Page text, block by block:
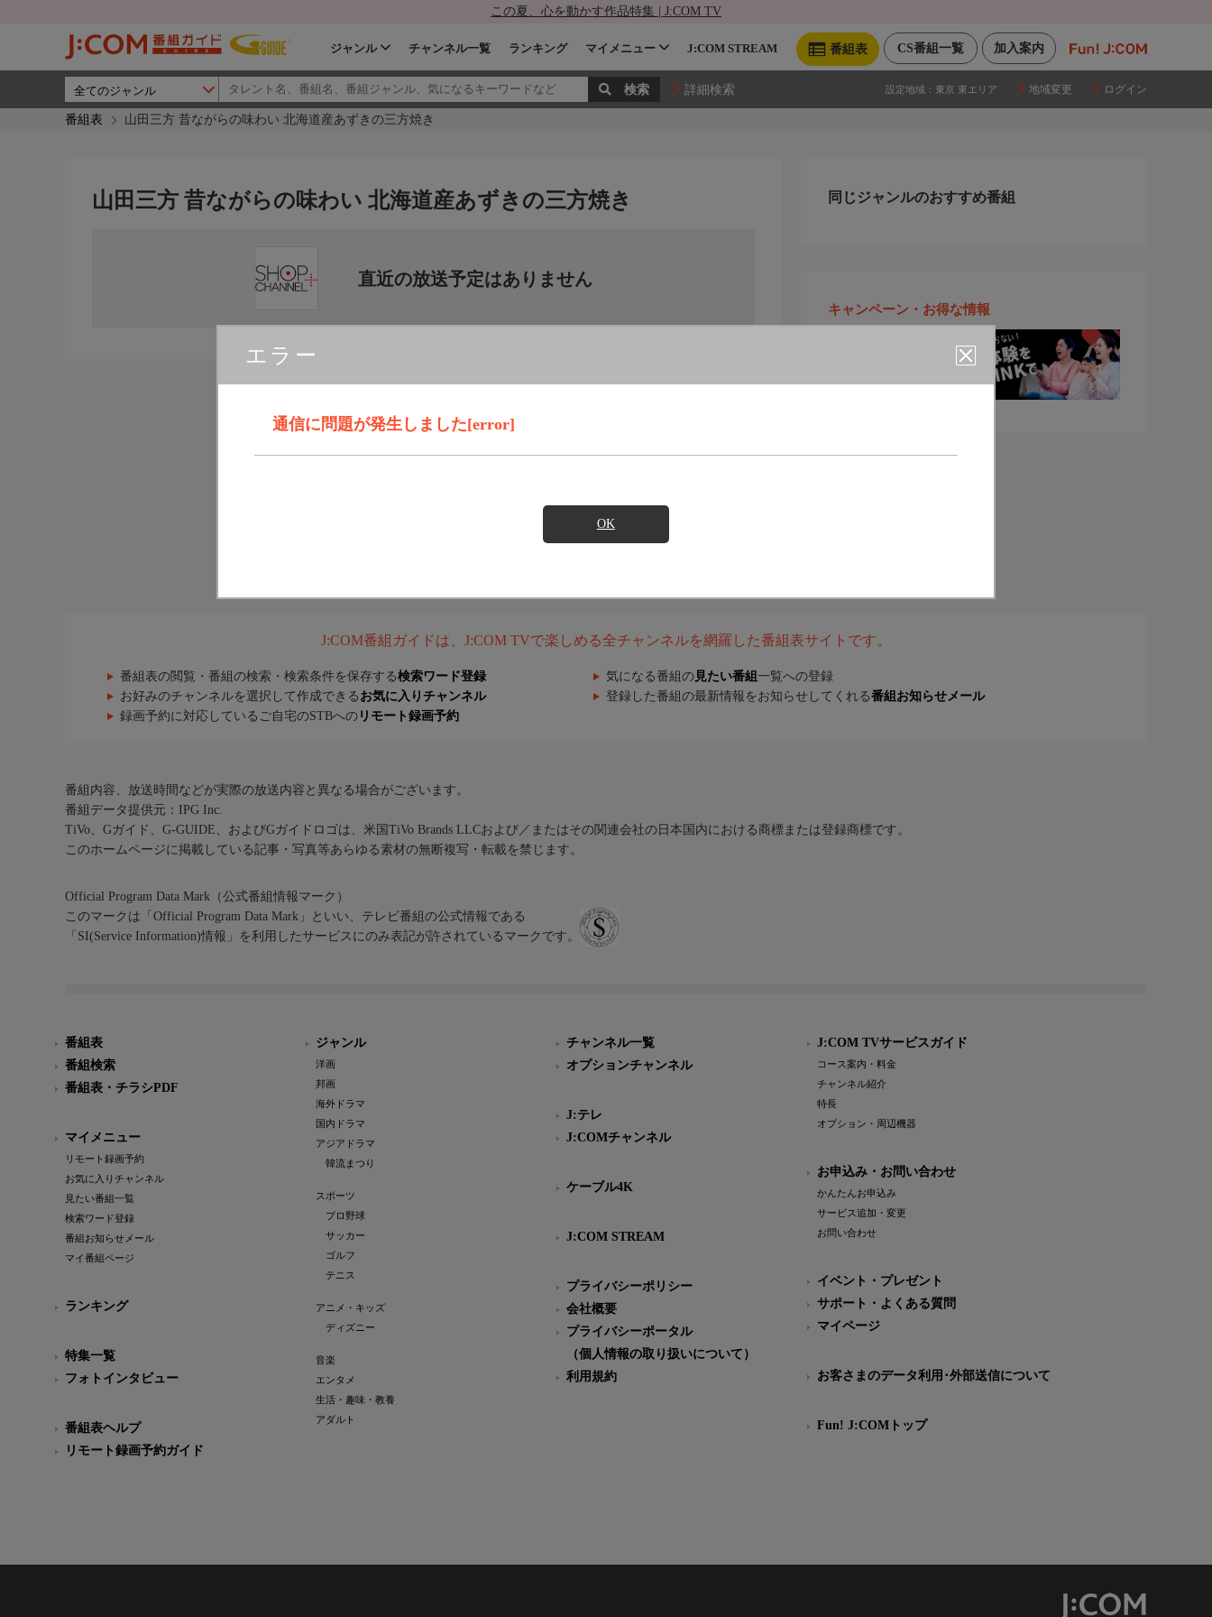
この夏、心を動かす作品特集 | J:COM TV
加入案内
CS番組一覧
番組表
ジャンル チャンネル一覧 ランキング マイメニュー J:COM STREAM
詳細検索 設定地域： 東京 東エリア 地域変更 ログイン
番組表 山田三方 昔ながらの味わい 北海道産あずきの三方焼き
エラー
通信に問題が発生しました[error]
OK
山田三方 昔ながらの味わい 北海道産あずきの三方焼き
直近の放送予定はありません
同じジャンルのおすすめ番組
キャンペーン・お得な情報
J:COM番組ガイドは、J:COM TVで楽しめる全チャンネルを網羅した番組表サイトです。
番組表の閲覧・番組の検索・検索条件を保存する検索ワード登録 気になる番組の 見たい番組 一覧への登録
お好みのチャンネルを選択して作成できる お気に入りチャンネル 登録した番組の最新情報をお知らせしてくれる番組お知らせメール
録画予約に対応しているご自宅のSTBへの リモート録画予約
番組内容、放送時間などが実際の放送内容と異なる場合がございます。
番組データ提供元：IPG Inc.
TiVo、Gガイド、G-GUIDE、およびGガイドロゴは、米国TiVo Brands LLCおよび／またはその関連会社の日本国内における商標または登録商標です。
このホームページに掲載している記事・写真等あらゆる素材の無断複写・転載を禁じます。
Official Program Data Mark（公式番組情報マーク）
このマークは「Official Program Data Mark」といい、テレビ番組の公式情報である
「SI(Service Information)情報」を利用したサービスにのみ表記が許されているマークです。
番組表
番組検索
番組表・チラシPDF
マイメニュー
リモート録画予約
お気に入りチャンネル
見たい番組一覧
検索ワード登録
番組お知らせメール
マイ番組ページ
ランキング
特集一覧
フォトインタビュー
番組表ヘルプ
リモート録画予約ガイド
ジャンル
洋画
邦画
海外ドラマ
国内ドラマ
アジアドラマ
韓流まつり
スポーツ
プロ野球
サッカー
ゴルフ
テニス
アニメ・キッズ
ディズニー
音楽
エンタメ
生活・趣味・教養
アダルト
チャンネル一覧
オプションチャンネル
J:テレ
J:COMチャンネル
ケーブル4K
J:COM STREAM
プライバシーポリシー
会社概要
プライバシーポータル
（個人情報の取り扱いについて）
利用規約
J:COM TVサービスガイド
コース案内・料金
チャンネル紹介
特長
オプション・周辺機器
お申込み・お問い合わせ
かんたんお申込み
サービス追加・変更
お問い合わせ
イベント・プレゼント
サポート・よくある質問
マイページ
お客さまのデータ利用･外部送信について
Fun! J:COMトップ